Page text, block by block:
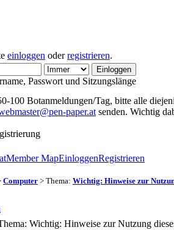
einloggen oderregistrieren.
Passwort und Sitzungslänge
100 Botanmeldungen/Tag, bitte alle
paper.at senden. Wichtig
Member MapEinloggenRegistrieren
Computer > Thema: Wichtig: Hinweise zur
Wichtig: Hinweise zur Nutzung